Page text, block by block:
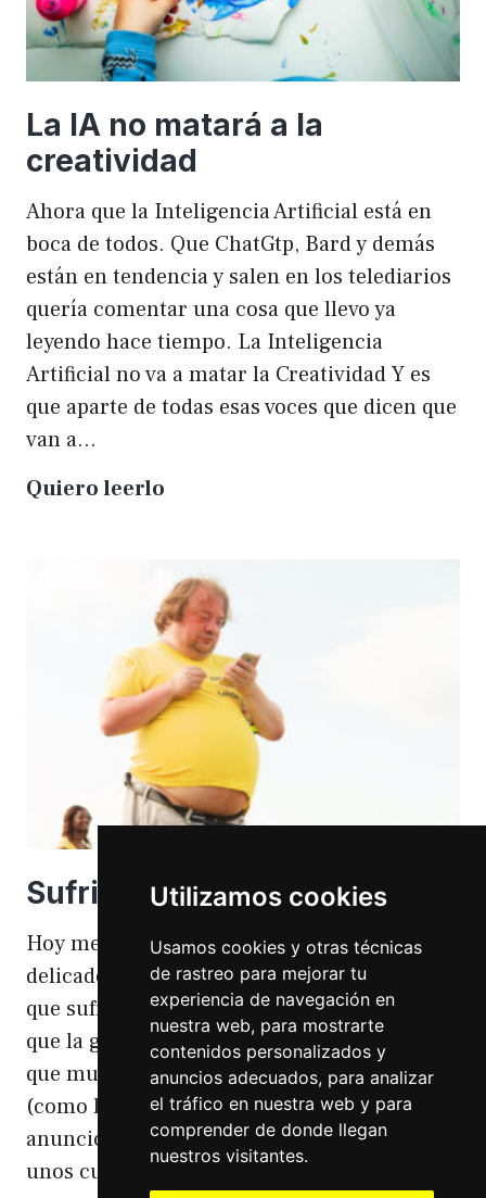
Utilizamos cookies
Usamos cookies y otras técnicas
de rastreo para mejorar tu
experiencia de navegación en
nuestra web, para mostrarte
contenidos personalizados y
anuncios adecuados, para analizar
el tráfico en nuestra web y para
comprender de donde llegan
nuestros visitantes.
rendimiento
y
el
SEO
La IA no matará a la
creatividad
Ahora que la Inteligencia Artificial está en
boca de todos. Que ChatGtp, Bard y demás
están en tendencia y salen en los telediarios
quería comentar una cosa que llevo ya
leyendo hace tiempo. La Inteligencia
Artificial no va a matar la Creatividad Y es
que aparte de todas esas voces que dicen que
van a…
Quiero leerlo
matará
a
la
creatividad
Sufriendo la gordofobia
Hoy me apetece hablar de un temita
delicado. Hoy hablo de gordofobia. Una cosa
que sufro día si día también. Gordofobia Y es
que la gordofobia es algo que existe. Algo
que muchas personas sufrimos en silencio
(como las hemorroides, al igual que en el
anuncio). Nos están vendiendo siempre
unos cuerpos normativos y en…